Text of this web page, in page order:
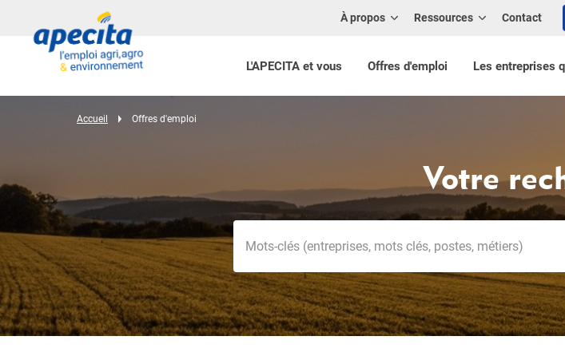
L'APECITA et vous Offres d'emploi Les entreprises
À propos Ressources Contact
Accueil Offres d'emploi
Votre